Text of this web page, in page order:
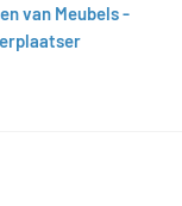
van Meubels -